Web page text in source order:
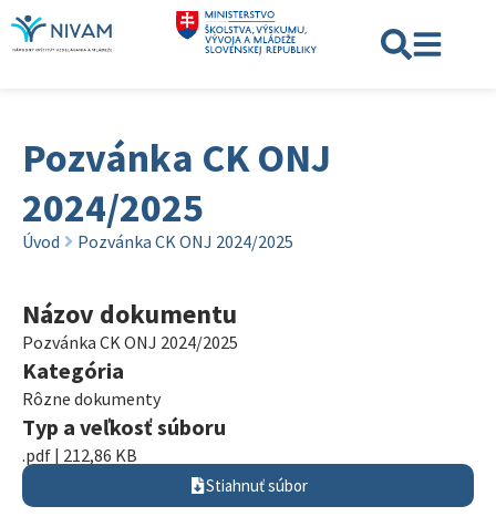
Pozvánka CK ONJ
2024/2025
Úvod Pozvánka CK ONJ 2024/2025
Názov dokumentu
Pozvánka CK ONJ 2024/2025
Kategória
Rôzne dokumenty
Typ a veľkosť súboru
.pdf | 212,86 KB
Stiahnuť súbor